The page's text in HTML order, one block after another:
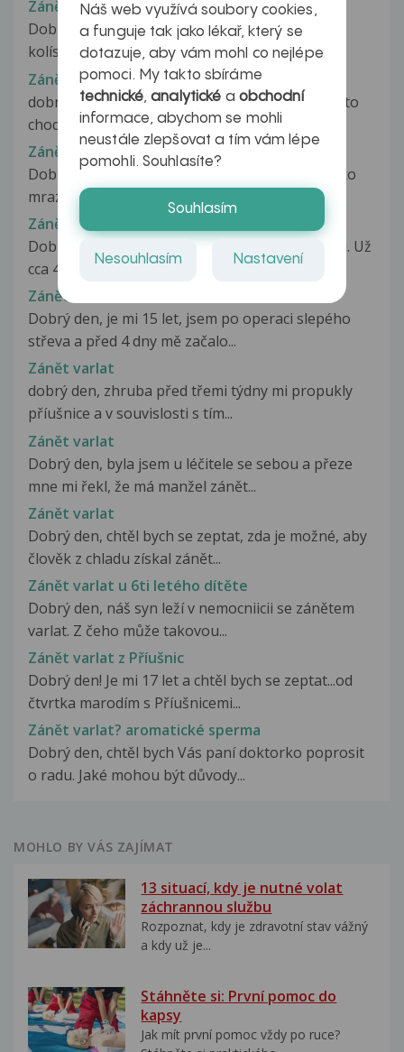
Zánět varlat
Dobrý den, je mi 27 let a již cca před 6ti lety mi
kolísavě začli potíže s prostatou....
Zánět varlat
dobrý den,už 14 dní mám pálení při močení,často
chodím na toaletu,před 3 dny...
Zánět varlat
Dobrý večer, chci se zeptat. Přítel chodí i v těchto
mrazech poměrně nalehko...
Zánět varlat
Dobrý den, obracím se na vás s pomoci a radou. Už
cca 4 měsíce se potýkám...
Zánět Varlat
Dobrý den, je mi 15 let, jsem po operaci slepého
střeva a před 4 dny mě začalo...
Zánět varlat
dobrý den, zhruba před třemi týdny mi propukly
příušnice a v souvislosti s tím...
Zánět varlat
Dobrý den, byla jsem u léčitele se sebou a přeze
mne mi řekl, že má manžel zánět...
Zánět varlat
Dobrý den, chtěl bych se zeptat, zda je možné, aby
člověk z chladu získal zánět...
Zánět varlat u 6ti letého dítěte
Dobrý den, náš syn leží v nemocniicii se zánětem
varlat. Z čeho může takovou...
Zánět varlat z Příušnic
Dobrý den! Je mi 17 let a chtěl bych se zeptat...od
čtvrtka marodím s Příušnicemi...
Zánět varlat? aromatické sperma
Dobrý den, chtěl bych Vás paní doktorko poprosit
o radu. Jaké mohou být důvody...
MOHLO BY VÁS ZAJÍMAT
13 situací, kdy je nutné volat
záchrannou službu
Rozpoznat, kdy je zdravotní stav vážný
a kdy už je...
Stáhněte si: První pomoc do
kapsy
Jak mít první pomoc vždy po ruce?
Náš web využívá soubory cookies,
a funguje tak jako lékař, který se
dotazuje, aby vám mohl co nejlépe
pomoci. My takto sbíráme
technické,analytické a obchodní
informace, abychom se mohli
neustále zlepšovat a tím vám lépe
pomohli. Souhlasíte?
Souhlasím
Nesouhlasím Nastavení